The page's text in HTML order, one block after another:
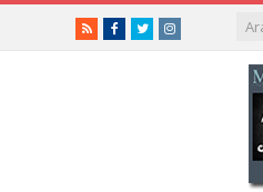
RSSFacebook
TwitterInstagram